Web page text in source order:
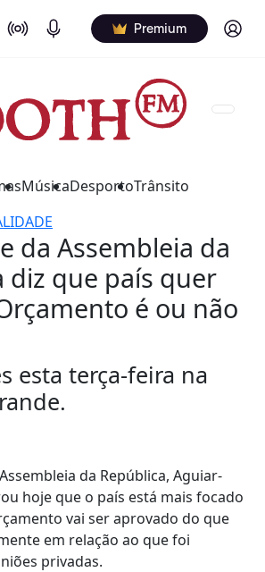
On Air Podcasts Premium Log in
MúsicaDesportoTrânsito
da Assembleia da
diz que país quer
é ou não
esta terça-feira na
da República, Aguiar-
hoje que o país está mais focado
vai ser aprovado do que
em relação ao que foi
privadas.